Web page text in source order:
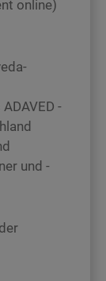
online)
-
und -